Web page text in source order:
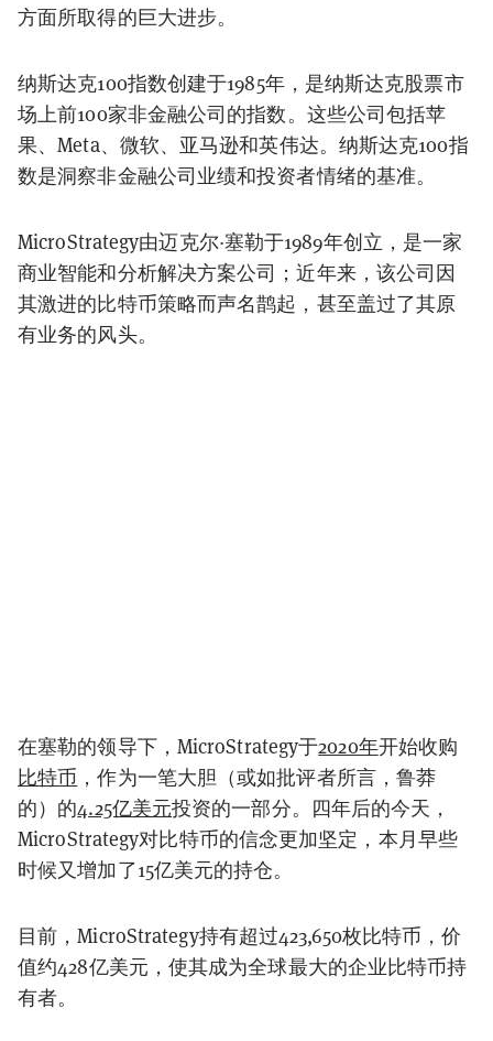
方面所取得的巨大进步。
纳斯达克100指数创建于1985年，是纳斯达克股票市
场上前100家非金融公司的指数。这些公司包括苹
果、Meta、微软、亚马逊和英伟达。纳斯达克100指
数是洞察非金融公司业绩和投资者情绪的基准。
MicroStrategy由迈克尔·塞勒于1989年创立，是一家
商业智能和分析解决方案公司；近年来，该公司因
其激进的比特币策略而声名鹊起，甚至盖过了其原
有业务的风头。
在塞勒的领导下，MicroStrategy于2020年开始收购
比特币 ，作为一笔大胆（或如批评者所言，鲁莽
的）的4.25亿美元投资的一部分。四年后的今天，
MicroStrategy对比特币的信念更加坚定，本月早些
时候又增加了15亿美元的持仓。
目前，MicroStrategy持有超过423,650枚比特币，价
值约428亿美元，使其成为全球最大的企业比特币持
有者。